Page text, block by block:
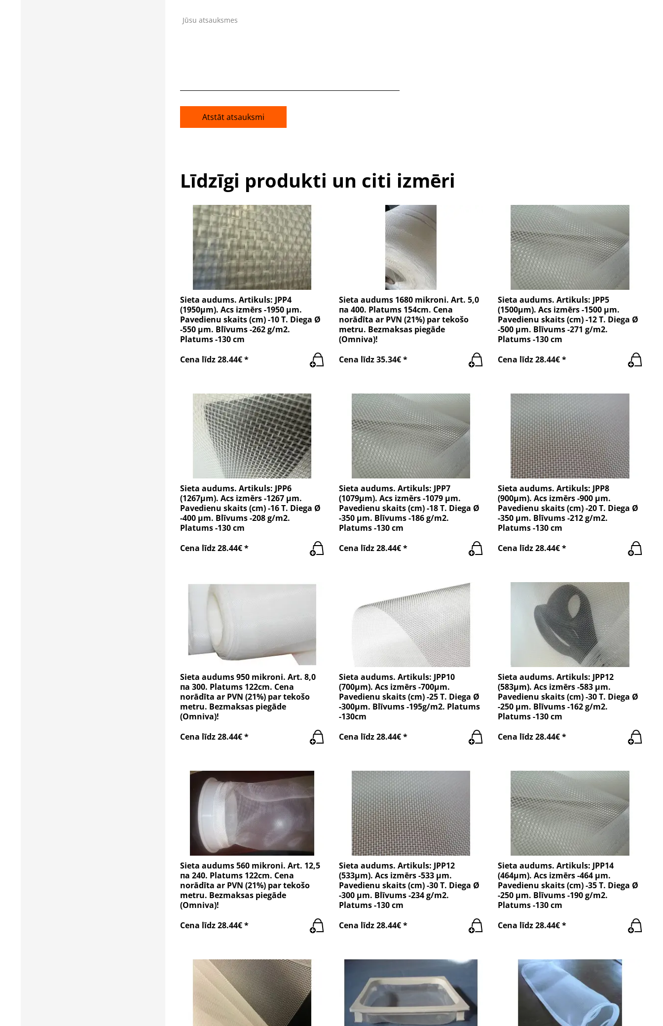
Jūsu atsauksmes
Atstāt atsauksmi
Līdzīgi produkti un citi izmēri
Sieta audums. Artikuls: JPP4
(1950µm). Acs izmērs -1950 µm.
Pavedienu skaits (cm) -10 T. Diega Ø
-550 µm. Blīvums -262 g/m2.
Platums -130 cm
Cena līdz 28.44€ *
Sieta audums 1680 mikroni. Art. 5,0
пa 400. Platums 154cm. Cena
norādīta ar PVN (21%) par tekošo
metru. Bezmaksas piegāde
(Omniva)!
Cena līdz 35.34€ *
Sieta audums. Artikuls: JPP5
(1500µm). Acs izmērs -1500 µm.
Pavedienu skaits (cm) -12 T. Diega Ø
-500 µm. Blīvums -271 g/m2.
Platums -130 cm
Cena līdz 28.44€ *
Sieta audums. Artikuls: JPP6
(1267µm). Acs izmērs -1267 µm.
Pavedienu skaits (cm) -16 T. Diega Ø
-400 µm. Blīvums -208 g/m2.
Platums -130 cm
Cena līdz 28.44€ *
Sieta audums. Artikuls: JPP7
(1079µm). Acs izmērs -1079 µm.
Pavedienu skaits (cm) -18 T. Diega Ø
-350 µm. Blīvums -186 g/m2.
Platums -130 cm
Cena līdz 28.44€ *
Sieta audums. Artikuls: JPP8
(900µm). Acs izmērs -900 µm.
Pavedienu skaits (cm) -20 T. Diega Ø
-350 µm. Blīvums -212 g/m2.
Platums -130 cm
Cena līdz 28.44€ *
Sieta audums 950 mikroni. Art. 8,0
пa 300. Platums 122cm. Cena
norādīta ar PVN (21%) par tekošo
metru. Bezmaksas piegāde
(Omniva)!
Cena līdz 28.44€ *
Sieta audums. Artikuls: JPP10
(700µm). Acs izmērs -700µm.
Pavedienu skaits (cm) -25 T. Diega Ø
-300µm. Blīvums -195g/m2. Platums
-130cm
Cena līdz 28.44€ *
Sieta audums. Artikuls: JPP12
(583µm). Acs izmērs -583 µm.
Pavedienu skaits (cm) -30 T. Diega Ø
-250 µm. Blīvums -162 g/m2.
Platums -130 cm
Cena līdz 28.44€ *
Sieta audums 560 mikroni. Art. 12,5
пa 240. Platums 122cm. Cena
norādīta ar PVN (21%) par tekošo
metru. Bezmaksas piegāde
(Omniva)!
Cena līdz 28.44€ *
Sieta audums. Artikuls: JPP12
(533µm). Acs izmērs -533 µm.
Pavedienu skaits (cm) -30 T. Diega Ø
-300 µm. Blīvums -234 g/m2.
Platums -130 cm
Cena līdz 28.44€ *
Sieta audums. Artikuls: JPP14
(464µm). Acs izmērs -464 µm.
Pavedienu skaits (cm) -35 T. Diega Ø
-250 µm. Blīvums -190 g/m2.
Platums -130 cm
Cena līdz 28.44€ *